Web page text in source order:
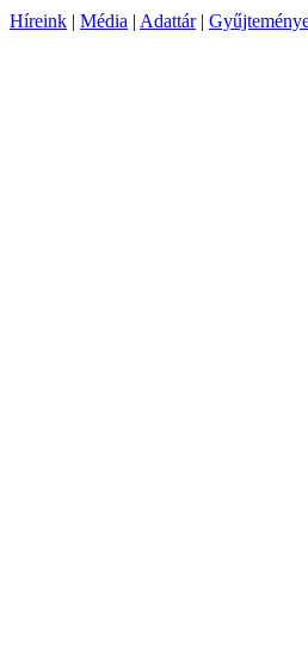
Híreink | Média | Adattár|